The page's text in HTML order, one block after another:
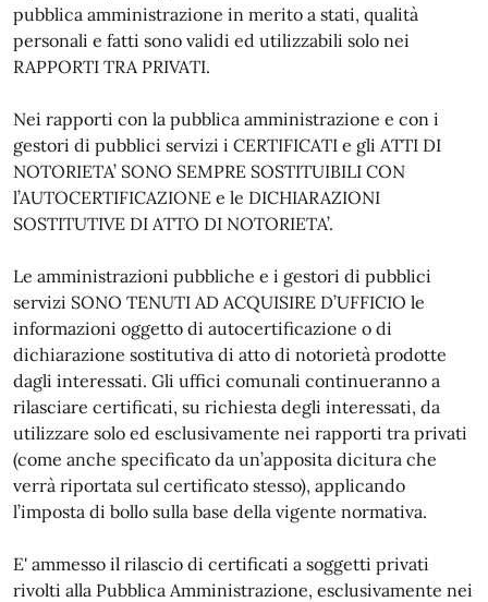
pubblica amministrazione in merito a stati, qualità
personali e fatti sono validi ed utilizzabili solo nei
RAPPORTI TRA PRIVATI.
Nei rapporti con la pubblica amministrazione e con i
gestori di pubblici servizi i CERTIFICATI e gli ATTI DI
NOTORIETA’ SONO SEMPRE SOSTITUIBILI CON
l’AUTOCERTIFICAZIONE e le DICHIARAZIONI
SOSTITUTIVE DI ATTO DI NOTORIETA’.
Le amministrazioni pubbliche e i gestori di pubblici
servizi SONO TENUTI AD ACQUISIRE D’UFFICIO le
informazioni oggetto di autocertificazione o di
dichiarazione sostitutiva di atto di notorietà prodotte
dagli interessati. Gli uffici comunali continueranno a
rilasciare certificati, su richiesta degli interessati, da
utilizzare solo ed esclusivamente nei rapporti tra privati
(come anche specificato da un’apposita dicitura che
verrà riportata sul certificato stesso), applicando
l’imposta di bollo sulla base della vigente normativa.
E' ammesso il rilascio di certificati a soggetti privati
rivolti alla Pubblica Amministrazione, esclusivamente nei